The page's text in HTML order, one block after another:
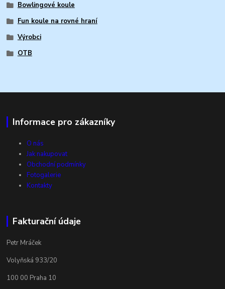
Bowlingové koule
Fun koule na rovné hraní
Výrobci
OTB
Informace pro zákazníky
O nás
Jak nakupovat
Obchodní podmínky
Fotogalerie
Kontakty
Fakturační údaje
Petr Mráček
Volyňská 933/20
100 00 Praha 10